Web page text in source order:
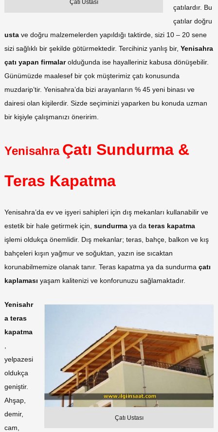
Çatı Ustası
çatılardır. Bu
çatılar doğru
usta ve doğru malzemelerden yapıldığı taktirde, sizi 10 – 20 sene
sizi sağlıklı bir şekilde götürmektedir. Tercihiniz yanlış bir, Yenisahra
çatı yapan firmalarolduğunda ise hayalleriniz kabusa dönüşebilir.
Günümüzde maalesef bir çok müşterimiz çatı konusunda
muzdarip’tir. Yenisahra’da bizi arayanların % 45 yeni binası ve
dairesi olan kişilerdir. Sizde seçiminizi yaparken bu konuda uzman
bir kişiyle çalışmanızı öneririm.
Yenisahra Çatı Sundurma &
Teras Kapatma
Yenisahra’da ev ve işyeri sahipleri için dış mekanları kullanabilir ve
estetik bir hale getirmek için, sundurma ya da teras kapatma
işlemi oldukça önemlidir. Dış mekanlar; teras, bahçe, balkon ve kış
bahçeleri kışın yağmur ve soğuktan, yazın ise sıcaktan
korunabilmemize olanak tanır. Teras kapatma ya da sundurma çatı
kaplaması yaşam kalitenizi ve konforunuzu sağlamaktadır.
Çatı Ustası
Yenisahr
a teras
kapatma
yelpazesi
oldukça
geniştir.
Ahşap,
demir,
cam,